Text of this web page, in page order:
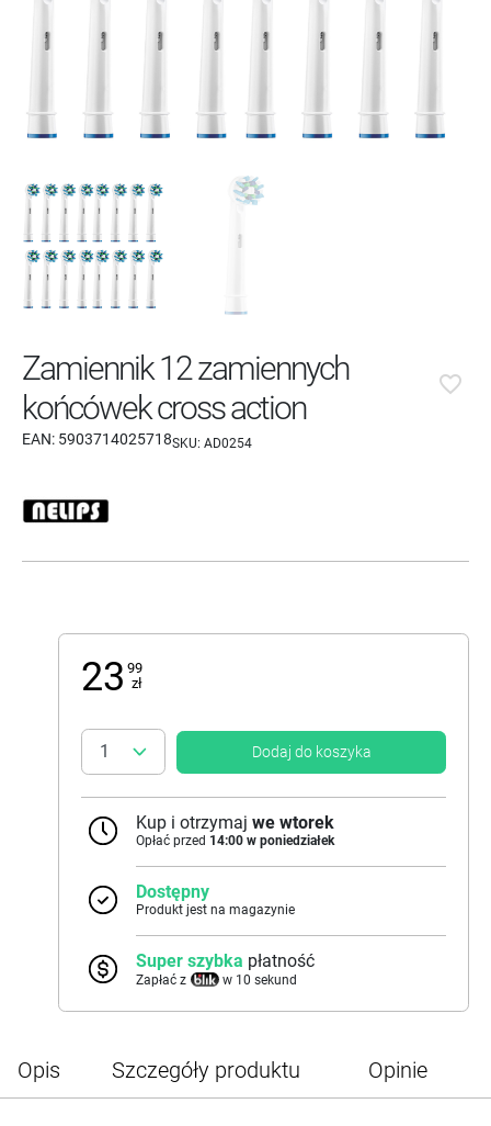
Zamiennik 12 zamiennych
końcówek cross action
EAN: 5903714025718SKU: AD0254
favorite_border
23 99
zł
Dodaj do koszyka
Kup i otrzymaj we wtorek
Opłać przed 14:00 w poniedziałek
Dostępny
Produkt jest na magazynie
Super szybka płatność
Zapłać z w 10 sekund
Opis Szczegóły produktu Opinie